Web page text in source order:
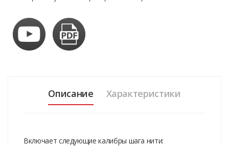
Описание Характеристики
Включает следующие калибры шага нити: